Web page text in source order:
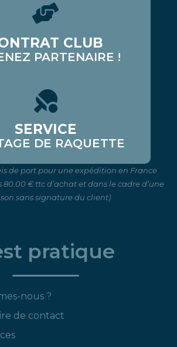
CLUB
PARTENAIRE !
SERVICE
DE RAQUETTE
de port pour une expédition en France
€ ttc d’achat et dans le cadre d’une
sans signature du client)
pratique
nous ?
de contact